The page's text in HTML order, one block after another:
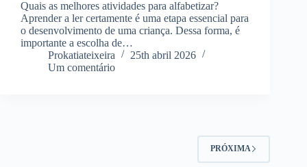
Quais as melhores atividades para alfabetizar?
Aprender a ler certamente é uma etapa essencial para
o desenvolvimento de uma criança. Dessa forma, é
importante a escolha de…
Prokatiateixeira
25th abril 2026
Um comentário
PRÓXIMA